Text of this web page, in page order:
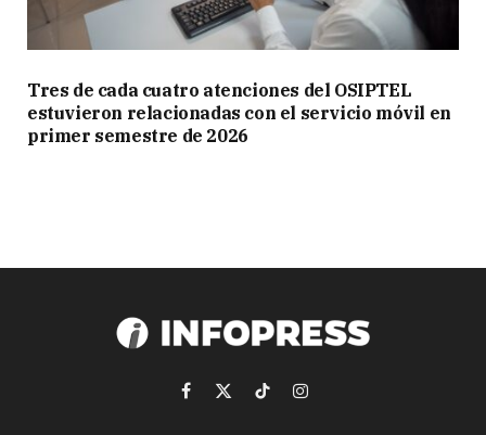
Tres de cada cuatro atenciones del OSIPTEL
estuvieron relacionadas con el servicio móvil en
primer semestre de 2026
Facebook
X
TikTokInstagram